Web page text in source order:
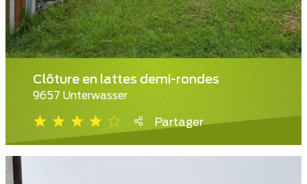
Clôture en lattes demi-rondes
9657 Unterwasser
Partager